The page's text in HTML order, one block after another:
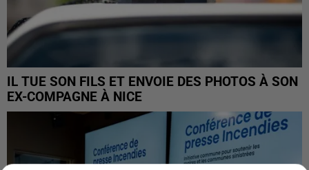
IL TUE SON FILS ET ENVOIE DES PHOTOS À SON
EX-COMPAGNE À NICE